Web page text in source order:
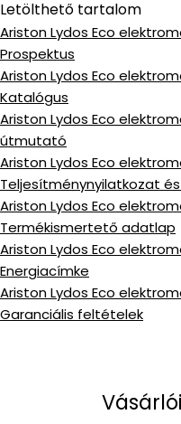
Letölthető tartalom
Ariston Lydos Eco
Prospektus
Ariston Lydos Eco
Katalógus
Ariston Lydos Eco
útmutató
Ariston Lydos Eco
Teljesítménynyilatkozat
Ariston Lydos Eco
Termékismertető adatlap
Ariston Lydos Eco
Energiacímke
Ariston Lydos Eco
Garanciális feltételek